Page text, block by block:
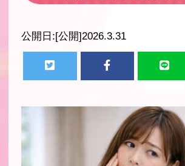
公開日:[公開]2026.3.31